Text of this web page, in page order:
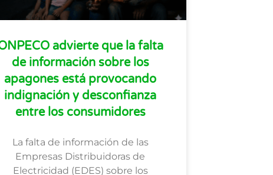
advierte que la falta
de información sobre los
apagones está provocando
indignación y desconfianza
entre los consumidores
La falta de información de las
Empresas Distribuidoras de
Electricidad (EDES) sobre los